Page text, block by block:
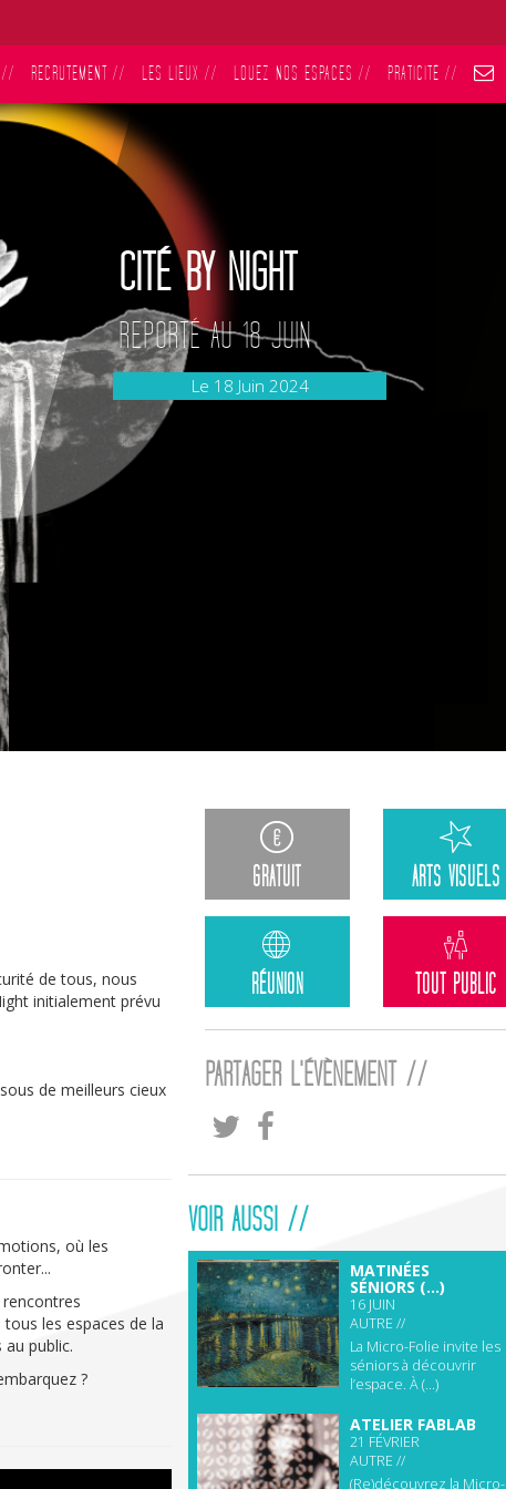
// RECRUTEMENT // LES LIEUX // LOUEZ NOS ESPACES // PRATICITÉ //
CITÉ BY NIGHT
REPORTÉ AU 18 JUIN
Le 18 Juin 2024
de tous, nous
initialement prévu
de meilleurs cieux
où les
les espaces de la
public.
?
GRATUIT ARTS VISUELS
RÉUNION TOUT PUBLIC
PARTAGER L'ÉVÈNEMENT //
VOIR AUSSI //
MATINÉES
SÉNIORS (...)
16 JUIN
AUTRE //
La Micro-Folie invite les
séniors à découvrir
l’espace. À (...)
ATELIER FABLAB
21 FÉVRIER
AUTRE //
(Re)découvrez la Micro-